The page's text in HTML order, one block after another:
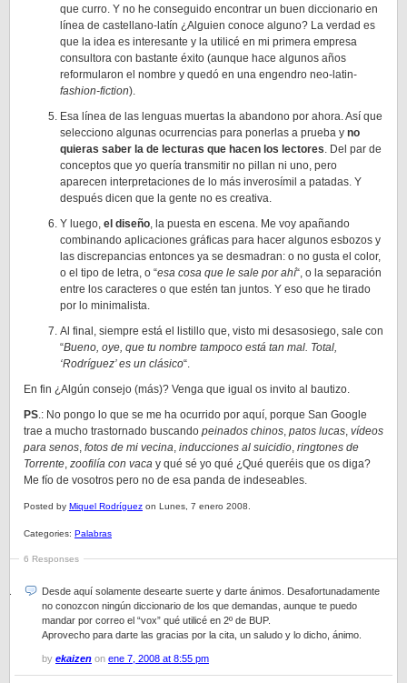
que curro. Y no he conseguido encontrar un buen diccionario en
línea de castellano-latín ¿Alguien conoce alguno? La verdad es
que la idea es interesante y la utilicé en mi primera empresa
consultora con bastante éxito (aunque hace algunos años
reformularon el nombre y quedó en una engendro neo-latin-
fashion-fiction).
Esa línea de las lenguas muertas la abandono por ahora. Así que
selecciono algunas ocurrencias para ponerlas a prueba y no
quieras saber la de lecturas que hacen los lectores. Del par de
conceptos que yo quería transmitir no pillan ni uno, pero
aparecen interpretaciones de lo más inverosímil a patadas. Y
después dicen que la gente no es creativa.
Y luego, el diseño, la puesta en escena. Me voy apañando
combinando aplicaciones gráficas para hacer algunos esbozos y
las discrepancias entonces ya se desmadran: o no gusta el color,
o el tipo de letra, o “esa cosa que le sale por ahí“, o la separación
entre los caracteres o que estén tan juntos. Y eso que he tirado
por lo minimalista.
Al final, siempre está el listillo que, visto mi desasosiego, sale con
“Bueno, oye, que tu nombre tampoco está tan mal. Total,
‘Rodríguez’ es un clásico“.
En fin ¿Algún consejo (más)? Venga que igual os invito al bautizo.
PS.: No pongo lo que se me ha ocurrido por aquí, porque San Google
trae a mucho trastornado buscando peinados chinos, patos lucas, vídeos
para senos, fotos de mi vecina, inducciones al suicidio, ringtones de
Torrente, zoofilía con vaca y qué sé yo qué ¿Qué queréis que os diga?
Me fío de vosotros pero no de esa panda de indeseables.
Posted by Miquel Rodríguez on Lunes, 7 enero 2008.
Categories: Palabras
6 Responses
Desde aquí solamente desearte suerte y darte ánimos. Desafortunadamente
no conozcon ningún diccionario de los que demandas, aunque te puedo
mandar por correo el “vox” qué utilicé en 2º de BUP.
Aprovecho para darte las gracias por la cita, un saludo y lo dicho, ánimo.
by ekaizen on ene 7, 2008 at 8:55 pm